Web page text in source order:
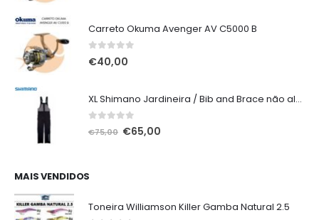
Carreto Okuma Avenger AV C5000 B
0out of 5
€40,00
XL Shimano Jardineira / Bib and Brace não alcochoada preta
out of 5
€75,00 O
€65,00
MAIS VENDIDOS
Toneira Williamson Killer Gamba Natural 2.5